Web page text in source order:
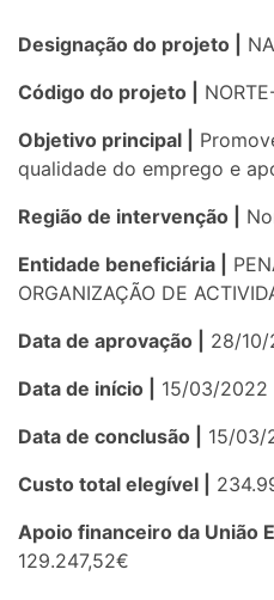
Designação do projeto |
Código do projeto |
Objetivo principal |
qualidade do emprego e
Região de intervenção |
Entidade beneficiária |
ORGANIZAÇÃO DE
Data de aprovação |
28/10/
Data de início |
15/03/2022
Data de conclusão |
15/03/
Custo total elegível |
Apoio financeiro da União
129.247,52€